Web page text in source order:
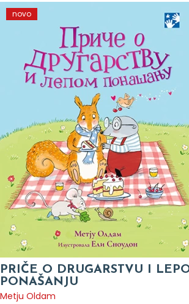
novo
PRIČE O DRUGARSTVU I
PONAŠANJU
Metju Oldam